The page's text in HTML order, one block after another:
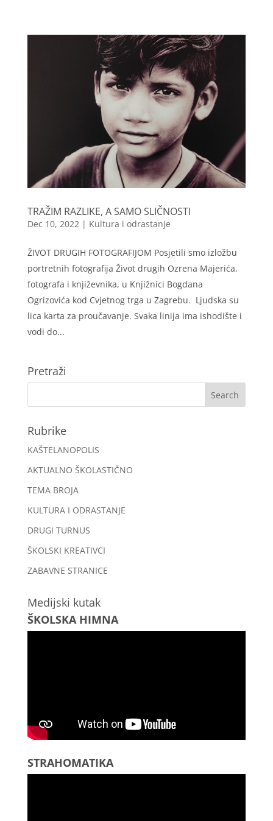
TRAŽIM RAZLIKE, A SAMO SLIČNOSTI
Dec 10, 2022| Kultura i odrastanje
ŽIVOT DRUGIH FOTOGRAFIJOM Posjetili smo izložbu
portretnih fotografija Život drugih Ozrena Majerića,
fotografa i književnika, u Knjižnici Bogdana
Ogrizovića kod Cvjetnog trga u Zagrebu. Ljudska su
lica karta za proučavanje. Svaka linija ima ishodište i
vodi do...
Pretraži
Rubrike
KAŠTELANOPOLIS
AKTUALNO ŠKOLASTIČNO
TEMA BROJA
KULTURA I ODRASTANJE
DRUGI TURNUS
ŠKOLSKI KREATIVCI
ZABAVNE STRANICE
Medijski kutak
ŠKOLSKA HIMNA
STRAHOMATIKA